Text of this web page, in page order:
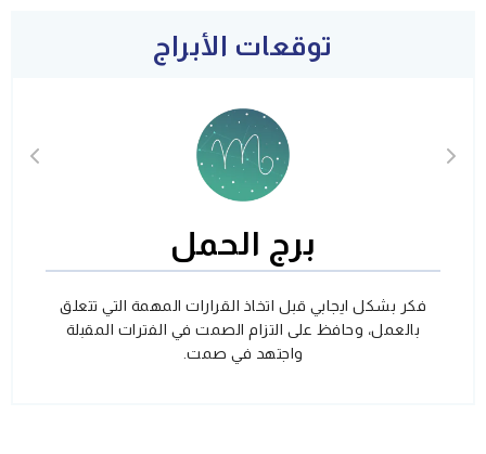
توقعات الأبراج
برج الحمل
فكر بشكل ايجابي قبل اتخاذ القرارات المهمة التي تتعلق
بالعمل، وحافظ على التزام الصمت في الفترات المقبلة
واجتهد في صمت.